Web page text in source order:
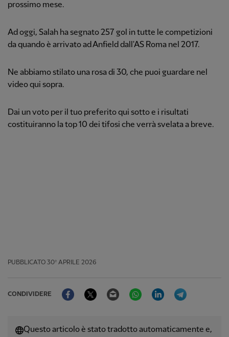
prossimo mese.
Ad oggi, Salah ha segnato 257 gol in tutte le competizioni
da quando è arrivato ad Anfield dall'AS Roma nel 2017.
Ne abbiamo stilato una rosa di 30, che puoi guardare nel
video qui sopra.
Dai un voto per il tuo preferito qui sotto e i risultati
costituiranno la top 10 dei tifosi che verrà svelata a breve.
PUBBLICATO 30º APRILE 2026
CONDIVIDERE
FacebookTwitter Email WhatsAppLinkedIn
Questo articolo è stato tradotto automaticamente e,